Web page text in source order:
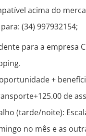
acima do
(34) 997932154;
para a empresa
+
de
(tarde/noite):
no mês e as